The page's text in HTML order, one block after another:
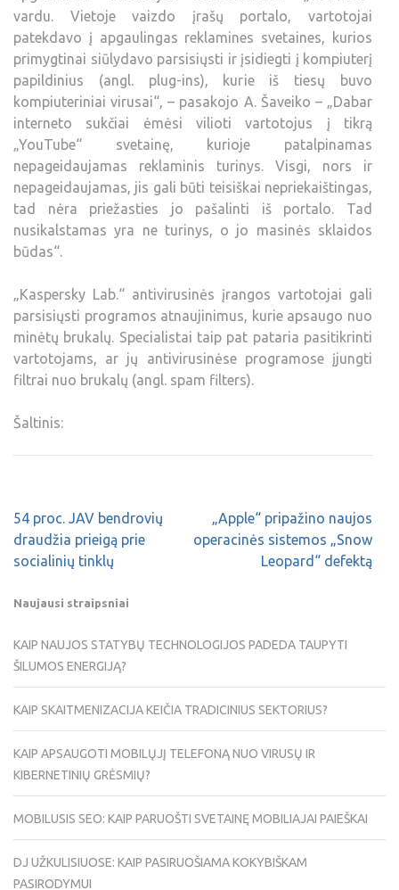
vardu. Vietoje vaizdo įrašų portalo, vartotojai
patekdavo į apgaulingas reklamines svetaines, kurios
primygtinai siūlydavo parsisiųsti ir įsidiegti į kompiuterį
papildinius (angl. plug-ins), kurie iš tiesų buvo
kompiuteriniai virusai“, – pasakojo A. Šaveiko – „Dabar
interneto sukčiai ėmėsi vilioti vartotojus į tikrą
„YouTube“ svetainę, kurioje patalpinamas
nepageidaujamas reklaminis turinys. Visgi, nors ir
nepageidaujamas, jis gali būti teisiškai nepriekaištingas,
tad nėra priežasties jo pašalinti iš portalo. Tad
nusikalstamas yra ne turinys, o jo masinės sklaidos
būdas“.
„Kaspersky Lab.“ antivirusinės įrangos vartotojai gali
parsisiųsti programos atnaujinimus, kurie apsaugo nuo
minėtų brukalų. Specialistai taip pat pataria pasitikrinti
vartotojams, ar jų antivirusinėse programose įjungti
filtrai nuo brukalų (angl. spam filters).
Šaltinis:
54 proc. JAV bendrovių
draudžia prieigą prie
socialinių tinklų
„Apple“ pripažino naujos
operacinės sistemos „Snow
Leopard“ defektą
Naujausi straipsniai
KAIP NAUJOS STATYBŲ TECHNOLOGIJOS PADEDA TAUPYTI
ŠILUMOS ENERGIJĄ?
KAIP SKAITMENIZACIJA KEIČIA TRADICINIUS SEKTORIUS?
KAIP APSAUGOTI MOBILŲJĮ TELEFONĄ NUO VIRUSŲ IR
KIBERNETINIŲ GRĖSMIŲ?
MOBILUSIS SEO: KAIP PARUOŠTI SVETAINĘ MOBILIAJAI PAIEŠKAI
DJ UŽKULISIUOSE: KAIP PASIRUOŠIAMA KOKYBIŠKAM
PASIRODYMUI